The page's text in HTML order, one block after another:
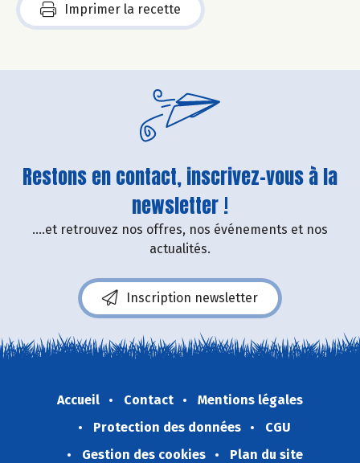
Imprimer la recette
Restons en contact, inscrivez-vous à la
newsletter !
....et retrouvez nos offres, nos événements et nos
actualités.
Inscription newsletter
Accueil Contact
Mentions légales
Protection des données
CGU
Gestion des cookies
Plan du site